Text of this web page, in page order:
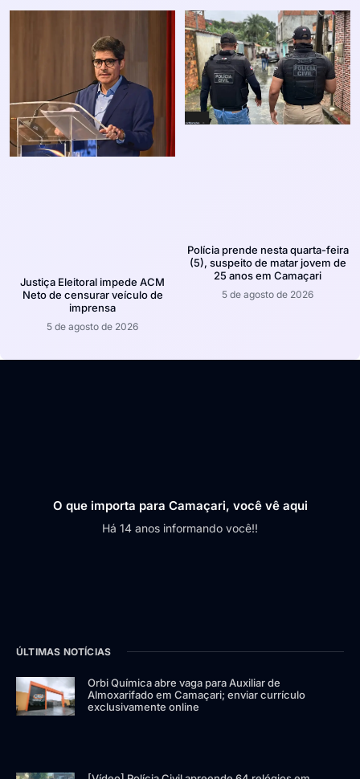
Justiça Eleitoral impede ACM
Neto de censurar veículo de
imprensa
5 de agosto de 2026
Polícia prende nesta quarta-feira
(5), suspeito de matar jovem de
25 anos em Camaçari
5 de agosto de 2026
O que importa para Camaçari, você vê aqui
Há 14 anos informando você!!
ÚLTIMAS NOTÍCIAS
Orbi Química abre vaga para Auxiliar de
Almoxarifado em Camaçari; enviar currículo
exclusivamente online